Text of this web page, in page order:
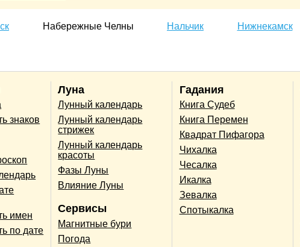
Набережные Челны Нальчик Нижнекамск
знаков
имен
по дате
Луна
Лунный календарь
Лунный календарь
стрижек
Лунный календарь
красоты
Фазы Луны
Влияние Луны
Сервисы
Магнитные бури
Погода
Гадания
Книга Судеб
Книга Перемен
Квадрат Пифагора
Чихалка
Чесалка
Икалка
Зевалка
Спотыкалка